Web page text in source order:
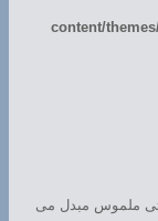
content/
ملموس مبدل می